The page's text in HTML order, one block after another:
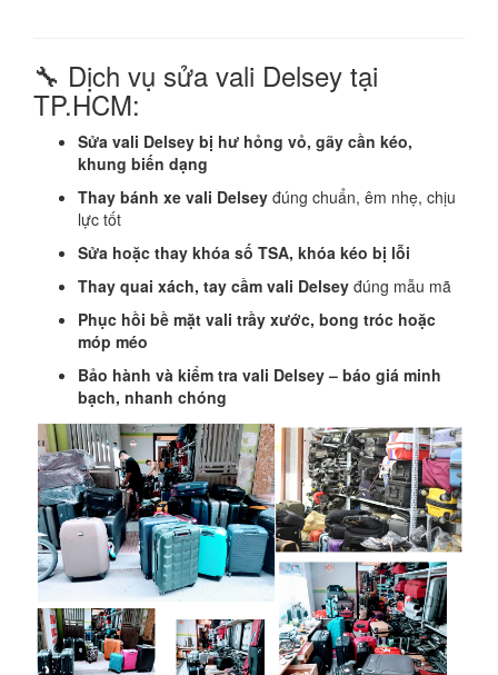
🔧 Dịch vụ sửa vali Delsey tại
TP.HCM:
Sửa vali Delsey bị hư hỏng vỏ, gãy cần kéo,
khung biến dạng
Thay bánh xe vali Delsey đúng chuẩn, êm nhẹ, chịu
lực tốt
Sửa hoặc thay khóa số TSA, khóa kéo bị lỗi
Thay quai xách, tay cầm vali Delsey đúng mẫu mã
Phục hồi bề mặt vali trầy xước, bong tróc hoặc
móp méo
Bảo hành và kiểm tra vali Delsey – báo giá minh
bạch, nhanh chóng